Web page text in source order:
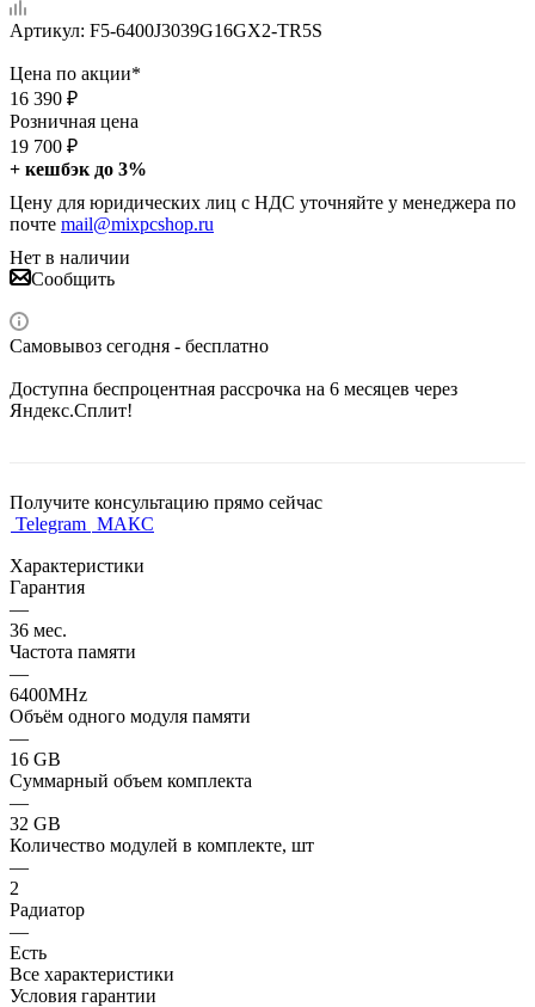
Артикул: F5-6400J3039G16GX2-TR5S
Цена по акции*
16 390 ₽
Розничная цена
19 700 ₽
+ кешбэк до 3%
Цену для юридических лиц с НДС уточняйте у менеджера по
почте mail@mixpcshop.ru
Нет в наличии
Сообщить
Самовывоз сегодня - бесплатно
Доступна беспроцентная рассрочка на 6 месяцев через
Яндекс.Сплит!
Получите консультацию прямо сейчас
Telegram МАКС
Характеристики
Гарантия
—
36 мес.
Частота памяти
—
6400MHz
Объём одного модуля памяти
—
16 GB
Суммарный объем комплекта
—
32 GB
Количество модулей в комплекте, шт
—
2
Радиатор
—
Есть
Все характеристики
Условия гарантии